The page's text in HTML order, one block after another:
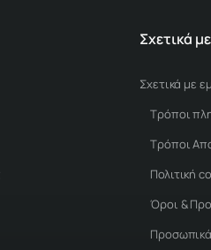
Σχετικά
Σχετικά με
Τρόποι
Τρόποι
Πολιτική
Όροι &